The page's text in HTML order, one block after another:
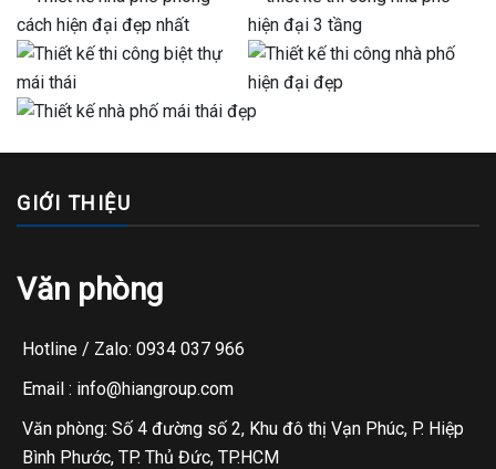
GIỚI THIỆU
Văn phòng
Hotline / Zalo: 0934 037 966
Email : info@hiangroup.com
Văn phòng: Số 4 đường số 2, Khu đô thị Vạn Phúc, P. Hiệp
Bình Phước, TP. Thủ Đức, TP.HCM